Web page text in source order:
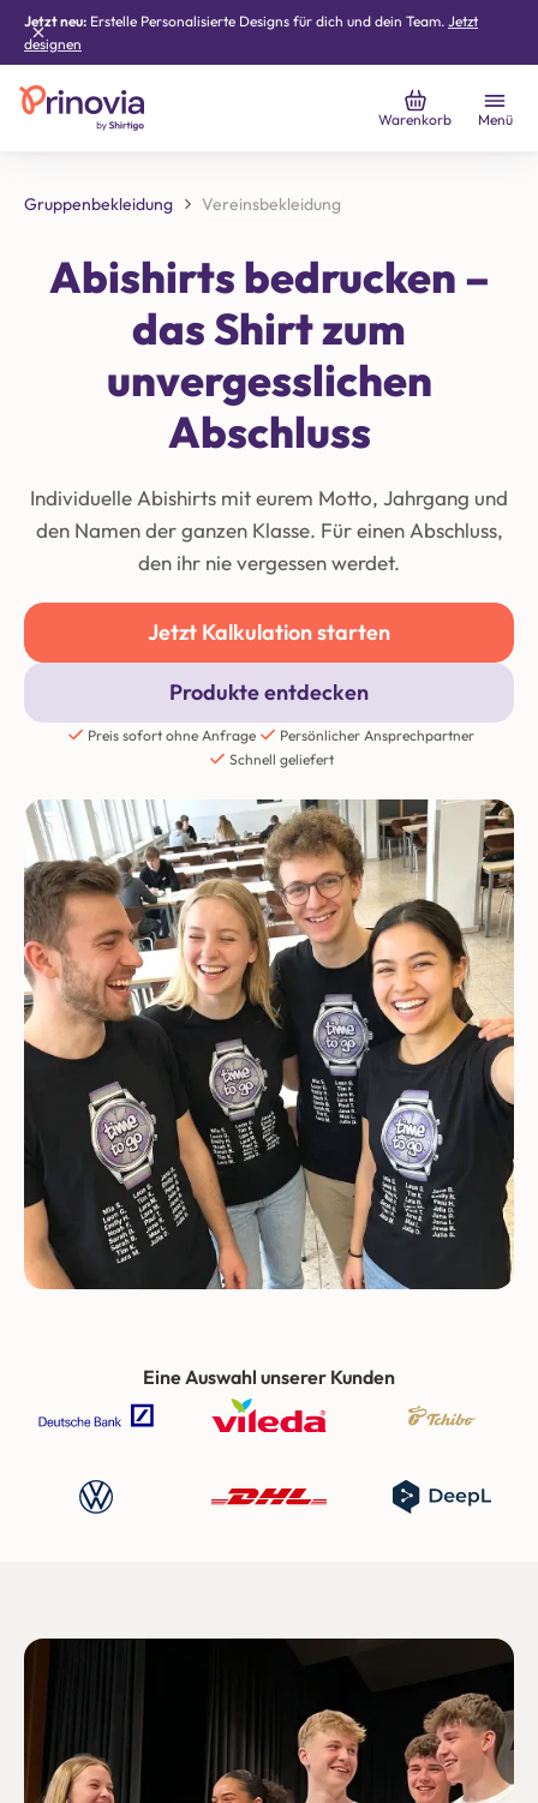
Jetzt neu: Erstelle Personalisierte Designs für dich und dein Team. Jetzt
designen
Warenkorb Menü
Gruppenbekleidung Vereinsbekleidung
Abishirts bedrucken –
das Shirt zum
unvergesslichen
Abschluss
Individuelle Abishirts mit eurem Motto, Jahrgang und
den Namen der ganzen Klasse. Für einen Abschluss,
den ihr nie vergessen werdet.
Jetzt Kalkulation starten
Produkte entdecken
Preis sofort ohne Anfrage
Persönlicher Ansprechpartner
Schnell geliefert
Eine Auswahl unserer Kunden